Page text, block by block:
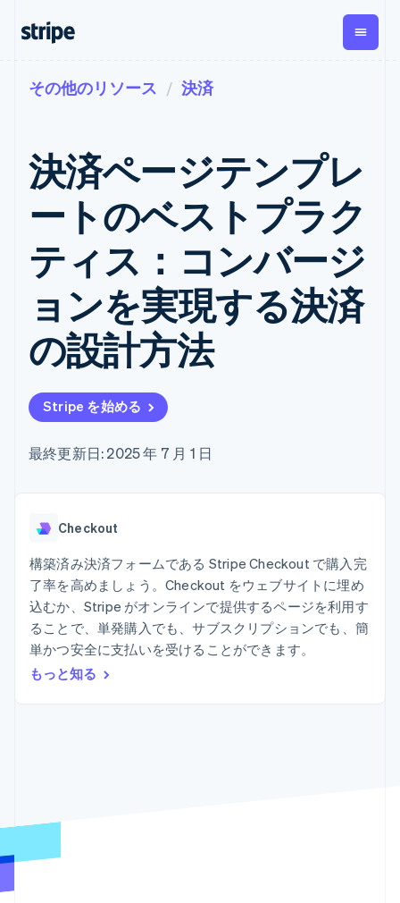
支払い
オンライン決
済
Managed
Payments
マーチャント
オブレコード
ソリューショ
ン
Payment links
不要の決済ペ
ージ
Checkout
構築済み決済
UI
Elements
ポーネント
決済手段
済手段を利用
Boost
決済成功率の
最適化
Link
スピーディー
な決済
収益
経常収益
Metronome
従量課金
サブスクリ
プション
サブスクリ
プションの
管理
Invoicing
1 回限りまた
は継続
Tax
消費税と
VAT の自動
Recognition
自動化
データの同
期
Global
Payouts
第三者
への入
イス
プラッ
フォー
築
その他
Climate
企業規模別
ユースケース別
エージェンティックコマ
ース
E コマース / ECサイト
埋込型金融
請求・財務関連
グローバルビジネス
アプリ内決済
マーケットプレイス
プラットフォーム
SaaS
ゲーム
ホスピタリティ、旅行、
レジャー
保険
メディアおよびエンター
テインメント
非営利団体
パブリックセクター
ドキュメント
ライブラリと SDK
Stripe Apps
ガイド
オンライン決済を受け付
け
構築済みの決済を実装
プラットフォームまたは
マーケットプレイスを構
築する
理
従量課金請求を提供
のカードを発行
エージェントによるサー
と管理
リソース
アプリへの導入
コードサンプル
開発者のブログ
API ステータス
学ぶ
ガイド
サポート
サポートに問い合わせる
管理サポートプラン
プロフェッショナルサー
ビス
会社
製品ロードマップ
レンス
ニュースルーム
お問い合わせ
営業にお問い合わせ
パートナーになる
その他のリソース 決済
決済ページテンプレ
ートのベストプラク
ティス：コンバージ
ョンを実現する決済
の設計方法
Stripe を始める
最終更新日: 2025 年 7 月 1 日
Checkout
構築済み決済フォームである Stripe Checkout で購入完
了率を高めましょう。Checkout をウェブサイトに埋め
込むか、Stripe がオンラインで提供するページを利用す
ることで、単発購入でも、サブスクリプションでも、簡
単かつ安全に支払いを受けることができます。
もっと知る